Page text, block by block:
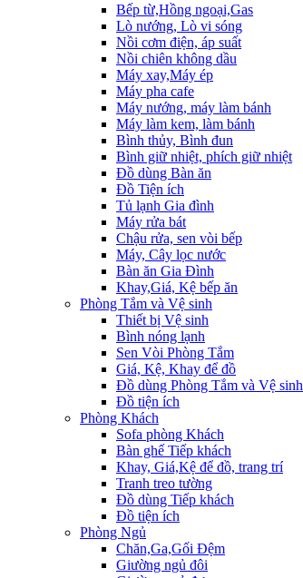
Bếp từ,Hồng ngoại,Gas
Lò nướng, Lò vi sóng
Nồi cơm điện, áp suất
Nồi chiên không dầu
Máy xay,Máy ép
Máy pha cafe
Máy nướng, máy làm bánh
Máy làm kem, làm bánh
Bình thủy, Bình đun
Bình giữ nhiệt, phích giữ nhiệt
Đồ dùng Bàn ăn
Đồ Tiện ích
Tủ lạnh Gia đình
Máy rửa bát
Chậu rửa, sen vòi bếp
Máy, Cây lọc nước
Bàn ăn Gia Đình
Khay,Giá, Kệ bếp ăn
Phòng Tắm và Vệ sinh
Thiết bị Vệ sinh
Bình nóng lạnh
Sen Vòi Phòng Tắm
Giá, Kệ, Khay để đồ
Đồ dùng Phòng Tắm và Vệ sinh
Đồ tiện ích
Phòng Khách
Sofa phòng Khách
Bàn ghế Tiếp khách
Khay, Giá,Kệ để đồ, trang trí
Tranh treo tường
Đồ dùng Tiếp khách
Đồ tiện ích
Phòng Ngủ
Chăn,Ga,Gối Đệm
Giường ngủ đôi